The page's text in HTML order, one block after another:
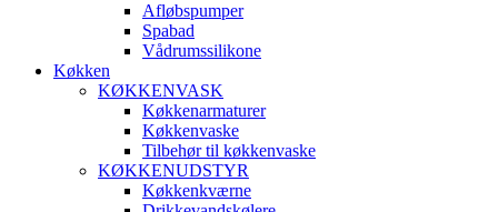
Afløbspumper
Spabad
Vådrumssilikone
Køkken
KØKKENVASK
Køkkenarmaturer
Køkkenvaske
Tilbehør til køkkenvaske
KØKKENUDSTYR
Køkkenkværne